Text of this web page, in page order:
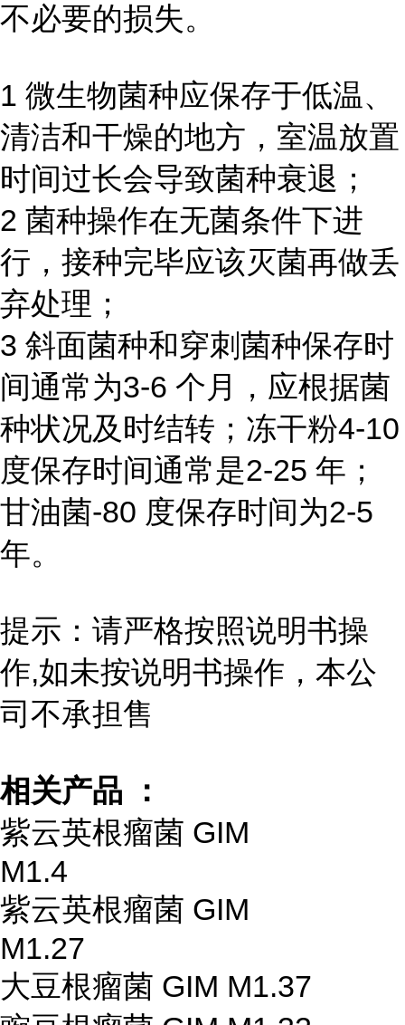
不必要的损失。
1 微生物菌种应保存于低温、
清洁和干燥的地方，室温放置
时间过长会导致菌种衰退；
2 菌种操作在无菌条件下进
行，接种完毕应该灭菌再做丢
弃处理；
3 斜面菌种和穿刺菌种保存时
间通常为3-6 个月，应根据菌
种状况及时结转；冻干粉4-10
度保存时间通常是2-25 年；
甘油菌-80 度保存时间为2-5
年。
提示：请严格按照说明书操
作,如未按说明书操作，本公
司不承担售
相关产品 ：
紫云英根瘤菌 GIM
M1.4
紫云英根瘤菌 GIM
M1.27
大豆根瘤菌 GIM M1.37